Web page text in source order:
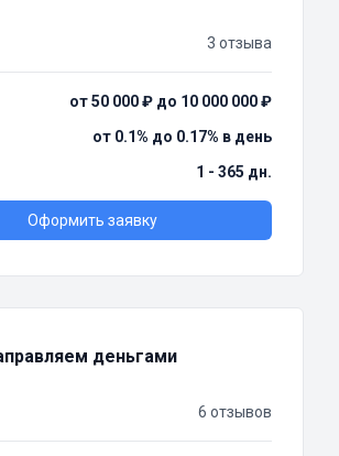
3 отзыва
от 50 000 ₽ до 10 000 000 ₽
от 0.1% до 0.17% в день
1 - 365 дн.
Оформить заявку
деньгами
6 отзывов